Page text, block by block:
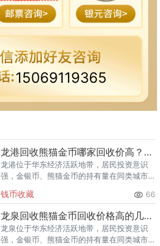
15069119365
龙港回收熊猫金币哪家回收价高？本地榜单
龙港位于华东经济活跃地带，居民投资意识
强，金银币、熊猫金币的持有量在同类城市
熊猫金币的需求就明显升温，但鱼龙混杂的
回收渠道里，能精准识别版别溢
钱币收藏 66
龙泉回收熊猫金币回收价格高的几家推荐
龙泉位于华东经济活跃地带，居民投资意识
强，金银币、熊猫金币的持有量在同类城市